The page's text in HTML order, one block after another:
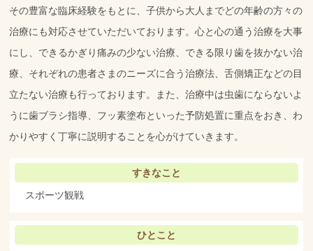
その豊富な臨床経験をもとに、子供から大人までどの年齢の方々の
治療にも対応させていただいております。心と心の通う治療を大事
にし、できるかぎり痛みの少ない治療、できる限り歯を抜かない治
療、それぞれの患者さまのニーズに合う治療法、舌側矯正などの目
立たない治療も行っております。また、治療中は虫歯にならないよ
うに歯ブラシ指導、フッ素塗布といった予防処置に重点をおき、わ
かりやすく丁寧に説明することを心がけていきます。
すきなこと
スポーツ観戦
ひとこと